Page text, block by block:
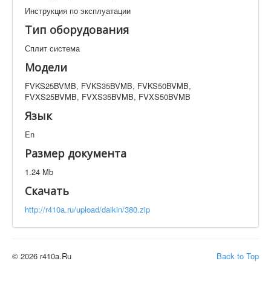
Контакты
Техническая документация
FVKS25BVMB, FVKS35BVMB, FVKS50BVMB,
Искать
Производитель
Элементов на страницу
Инструкция по эксплуатации
Тип оборудования
Сплит система
Модели
FVKS25BVMB, FVKS35BVMB, FVKS50BVMB,
FVXS25BVMB, FVXS35BVMB, FVXS50BVMB
Язык
En
Размер документа
1.24 Mb
Скачать
http://r410a.ru/upload/daikin/380.zip
Back to Top
© 2026 r410a.Ru